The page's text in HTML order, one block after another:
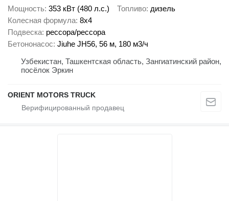
Мощность 353 кВт (480 л.с.) Топливо дизель
Колесная формула 8x4
Подвеска рессора/рессора
Бетононасос Jiuhe JH56, 56 м, 180 м3/ч
Узбекистан, Ташкентская область, Зангиатинский район,
посёлок Эркин
ORIENT MOTORS TRUCK